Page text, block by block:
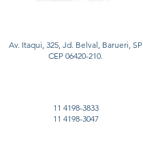
Av. Itaqui, 325, Jd. Belval, Barueri, SP
CEP 06420-210.
11 4198-3833
11 4198-3047